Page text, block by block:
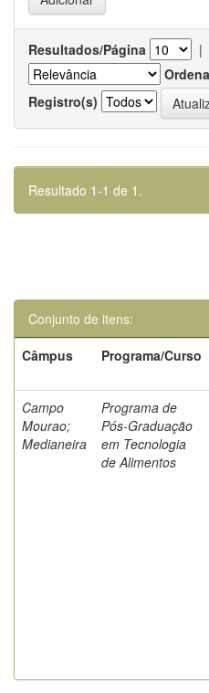
Resultados/Página |
Registro(s)
Resultado 1-1 de 1.
Conjunto de itens:
Câmpus
Programa/Curso
Campo
Mourao;
Medianeira
Programa de
Pós-Graduação
em Tecnologia
de Alimentos